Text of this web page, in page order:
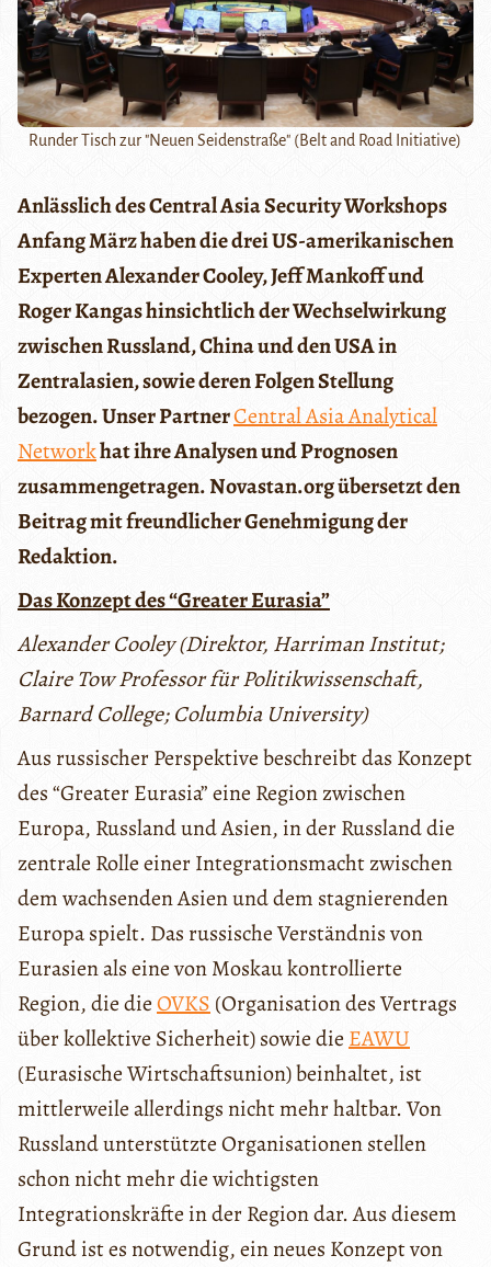
Runder Tisch zur "Neuen Seidenstraße" (Belt and Road Initiative)
Anlässlich des Central Asia Security Workshops
Anfang März haben die drei US-amerikanischen
Experten Alexander Cooley, Jeff Mankoff und
Roger Kangas hinsichtlich der Wechselwirkung
zwischen Russland, China und den USA in
Zentralasien, sowie deren Folgen Stellung
bezogen. Unser PartnerCentral Asia Analytical
Networkhat ihre Analysen und Prognosen
zusammengetragen. Novastan.org übersetzt den
Beitrag mit freundlicher Genehmigung der
Redaktion.
Das Konzept des “Greater Eurasia”
Alexander Cooley (Direktor, Harriman Institut;
Claire Tow Professor für Politikwissenschaft,
Barnard College; Columbia University)
Aus russischer Perspektive beschreibt das Konzept
des “Greater Eurasia” eine Region zwischen
Europa, Russland und Asien, in der Russland die
zentrale Rolle einer Integrationsmacht zwischen
dem wachsenden Asien und dem stagnierenden
Europa spielt. Das russische Verständnis von
Eurasien als eine von Moskau kontrollierte
Region, die dieOVKS (Organisation des Vertrags
über kollektive Sicherheit) sowie die EAWU
(Eurasische Wirtschaftsunion) beinhaltet, ist
mittlerweile allerdings nicht mehr haltbar. Von
Russland unterstützte Organisationen stellen
schon nicht mehr die wichtigsten
Integrationskräfte in der Region dar. Aus diesem
Grund ist es notwendig, ein neues Konzept von